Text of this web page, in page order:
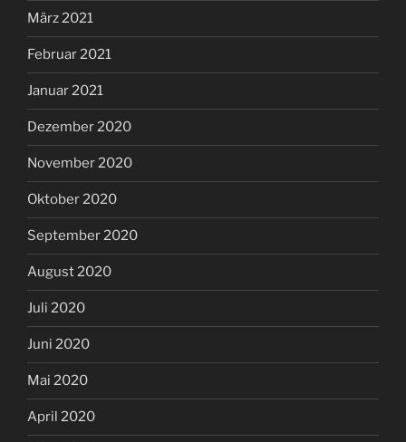
März 2021
Februar 2021
Januar 2021
Dezember 2020
November 2020
Oktober 2020
September 2020
August 2020
Juli 2020
Juni 2020
Mai 2020
April 2020